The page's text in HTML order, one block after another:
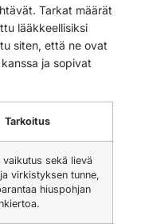
Tarkat määrät
lääkkeellisiksi
siten, että ne ovat
ja sopivat
Tarkoitus
vaikutus sekä lievä
virkistyksen tunne,
hiuspohjan